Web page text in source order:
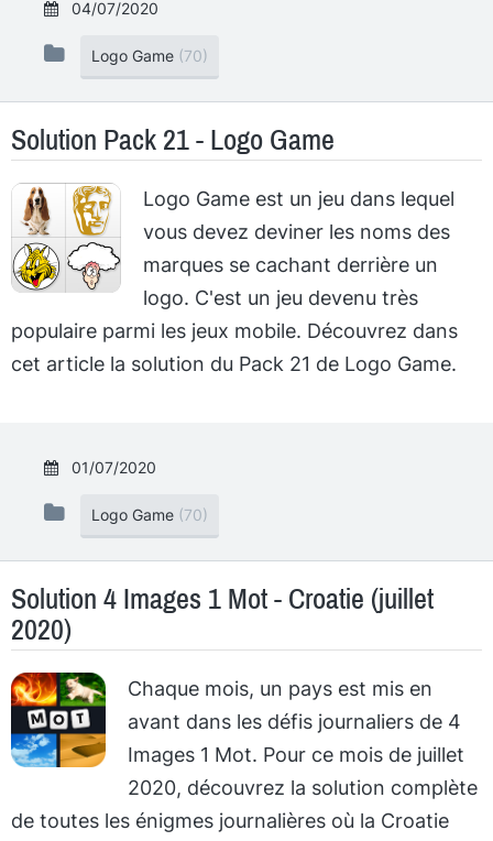
04/07/2020
Logo Game (70)
Solution Pack 21 - Logo Game
Logo Game est un jeu dans lequel
vous devez deviner les noms des
marques se cachant derrière un
logo. C'est un jeu devenu très
populaire parmi les jeux mobile. Découvrez dans
cet article la solution du Pack 21 de Logo Game.
01/07/2020
Logo Game (70)
Solution 4 Images 1 Mot - Croatie (juillet
2020)
Chaque mois, un pays est mis en
avant dans les défis journaliers de 4
Images 1 Mot. Pour ce mois de juillet
2020, découvrez la solution complète
de toutes les énigmes journalières où la Croatie